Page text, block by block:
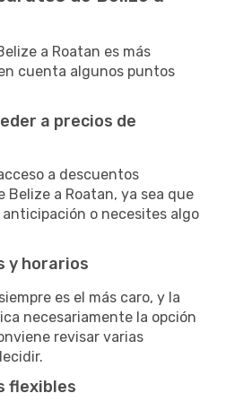
a Roatan es más
cuenta algunos puntos
a precios de
a descuentos
Belize a Roatan, ya sea que
anticipación o necesites algo
y horarios
es el más caro, y la
necesariamente la opción
revisar varias
flexibles